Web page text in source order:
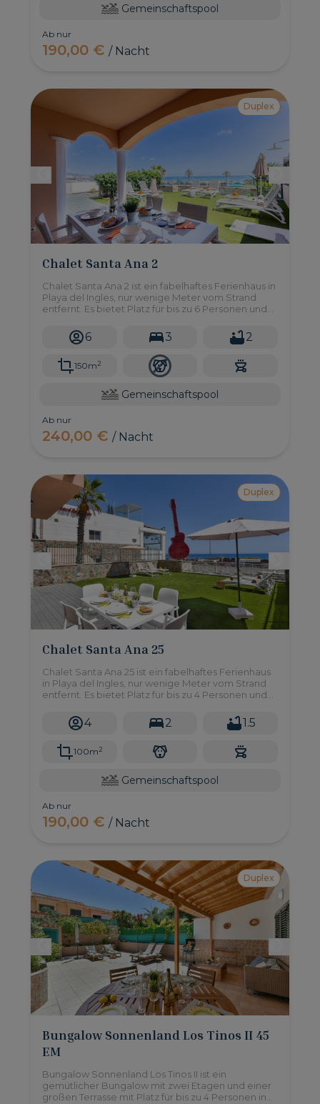
Gemeinschaftspool
Ab nur
190,00 €/ Nacht
Duplex
Chalet Santa Ana 2
Chalet Santa Ana 2 ist ein fabelhaftes Ferienhaus in
Playa del Ingles, nur wenige Meter vom Strand
entfernt. Es bietet Platz für bis zu 6 Personen und
Zugang zu einem Gemeinschaftspool gewährt.
6 3 2
150m2
Gemeinschaftspool
Ab nur
240,00 €/ Nacht
Duplex
Chalet Santa Ana 25
Chalet Santa Ana 25 ist ein fabelhaftes Ferienhaus
in Playa del Ingles, nur wenige Meter vom Strand
entfernt. Es bietet Platz für bis zu 4 Personen und
Zugang zu einem Gemeinschaftspool gewährt.
4 2 1.5
100m2
Gemeinschaftspool
Ab nur
190,00 €/ Nacht
Duplex
Bungalow Sonnenland Los Tinos II 45
EM
Bungalow Sonnenland Los Tinos II ist ein
gemütlicher Bungalow mit zwei Etagen und einer
großen Terrasse mit Platz für bis zu 4 Personen in